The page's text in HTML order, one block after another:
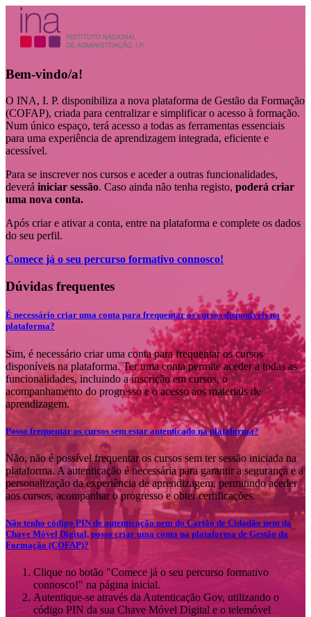
Bem-vindo/a!
O INA, I. P. disponibiliza a nova plataforma de Gestão da Formação
(COFAP), criada para centralizar e simplificar o acesso à formação.
Num único espaço, terá acesso a todas as ferramentas essenciais
para uma experiência de aprendizagem integrada, eficiente e
acessível.
Para se inscrever nos cursos e aceder a outras funcionalidades,
deverá iniciar sessão. Caso ainda não tenha registo, poderá criar
uma nova conta.
Após criar e ativar a conta, entre na plataforma e complete os dados
do seu perfil.
Comece já o seu percurso formativo connosco!
Dúvidas frequentes
É necessário criar uma conta para frequentar os cursos disponíveis na
plataforma?
Sim, é necessário criar uma conta para frequentar os cursos
disponíveis na plataforma. Ter uma conta permite aceder a todas as
funcionalidades, incluindo a inscrição em cursos, o
acompanhamento do progresso e o acesso aos materiais de
aprendizagem.
Posso frequentar os cursos sem estar autenticado na plataforma?
Não, não é possível frequentar os cursos sem ter sessão iniciada na
plataforma. A autenticação é necessária para garantir a segurança e a
personalização da experiência de aprendizagem, permitindo aceder
aos cursos, acompanhar o progresso e obter certificações.
Não tenho código PIN de autenticação nem do Cartão de Cidadão nem da
Chave Móvel Digital, posso criar uma conta na plataforma de Gestão da
Formação (COFAP)?
Clique no botão "Comece já o seu percurso formativo
connosco!" na página inicial.
Autentique-se através da Autenticação Gov, utilizando o
código PIN da sua Chave Móvel Digital e o telemóvel